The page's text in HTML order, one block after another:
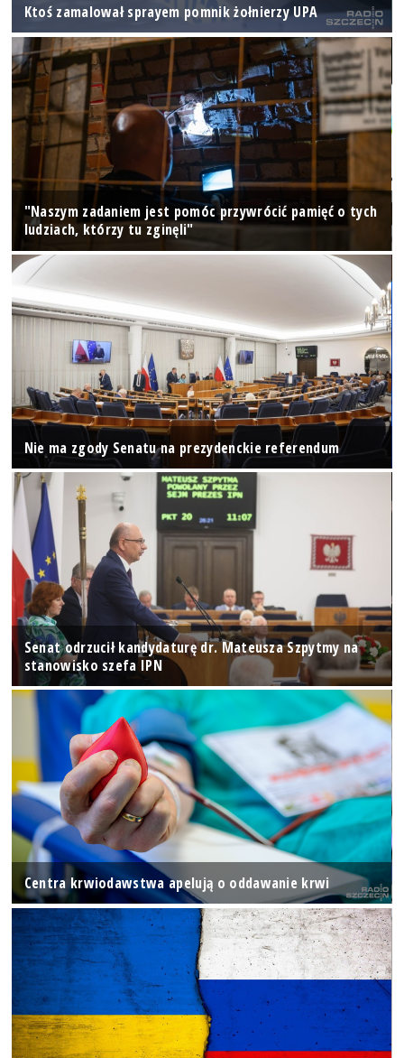
Ktoś zamalował sprayem pomnik żołnierzy UPA
"Naszym zadaniem jest pomóc przywrócić pamięć o tych
ludziach, którzy tu zginęli"
Nie ma zgody Senatu na prezydenckie referendum
Senat odrzucił kandydaturę dr. Mateusza Szpytmy na
stanowisko szefa IPN
Centra krwiodawstwa apelują o oddawanie krwi